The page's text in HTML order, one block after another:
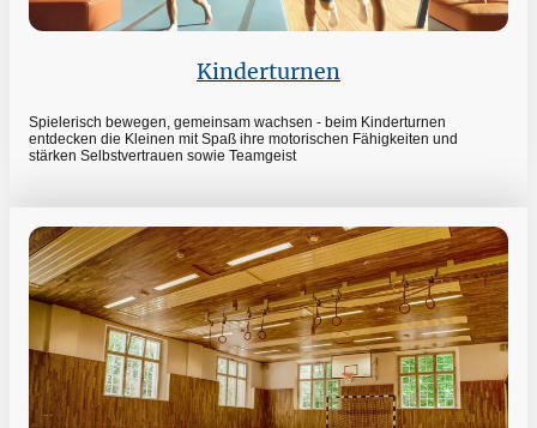
Kinderturnen
Spielerisch bewegen, gemeinsam wachsen - beim Kinderturnen
entdecken die Kleinen mit Spaß ihre motorischen Fähigkeiten und
stärken Selbstvertrauen sowie Teamgeist